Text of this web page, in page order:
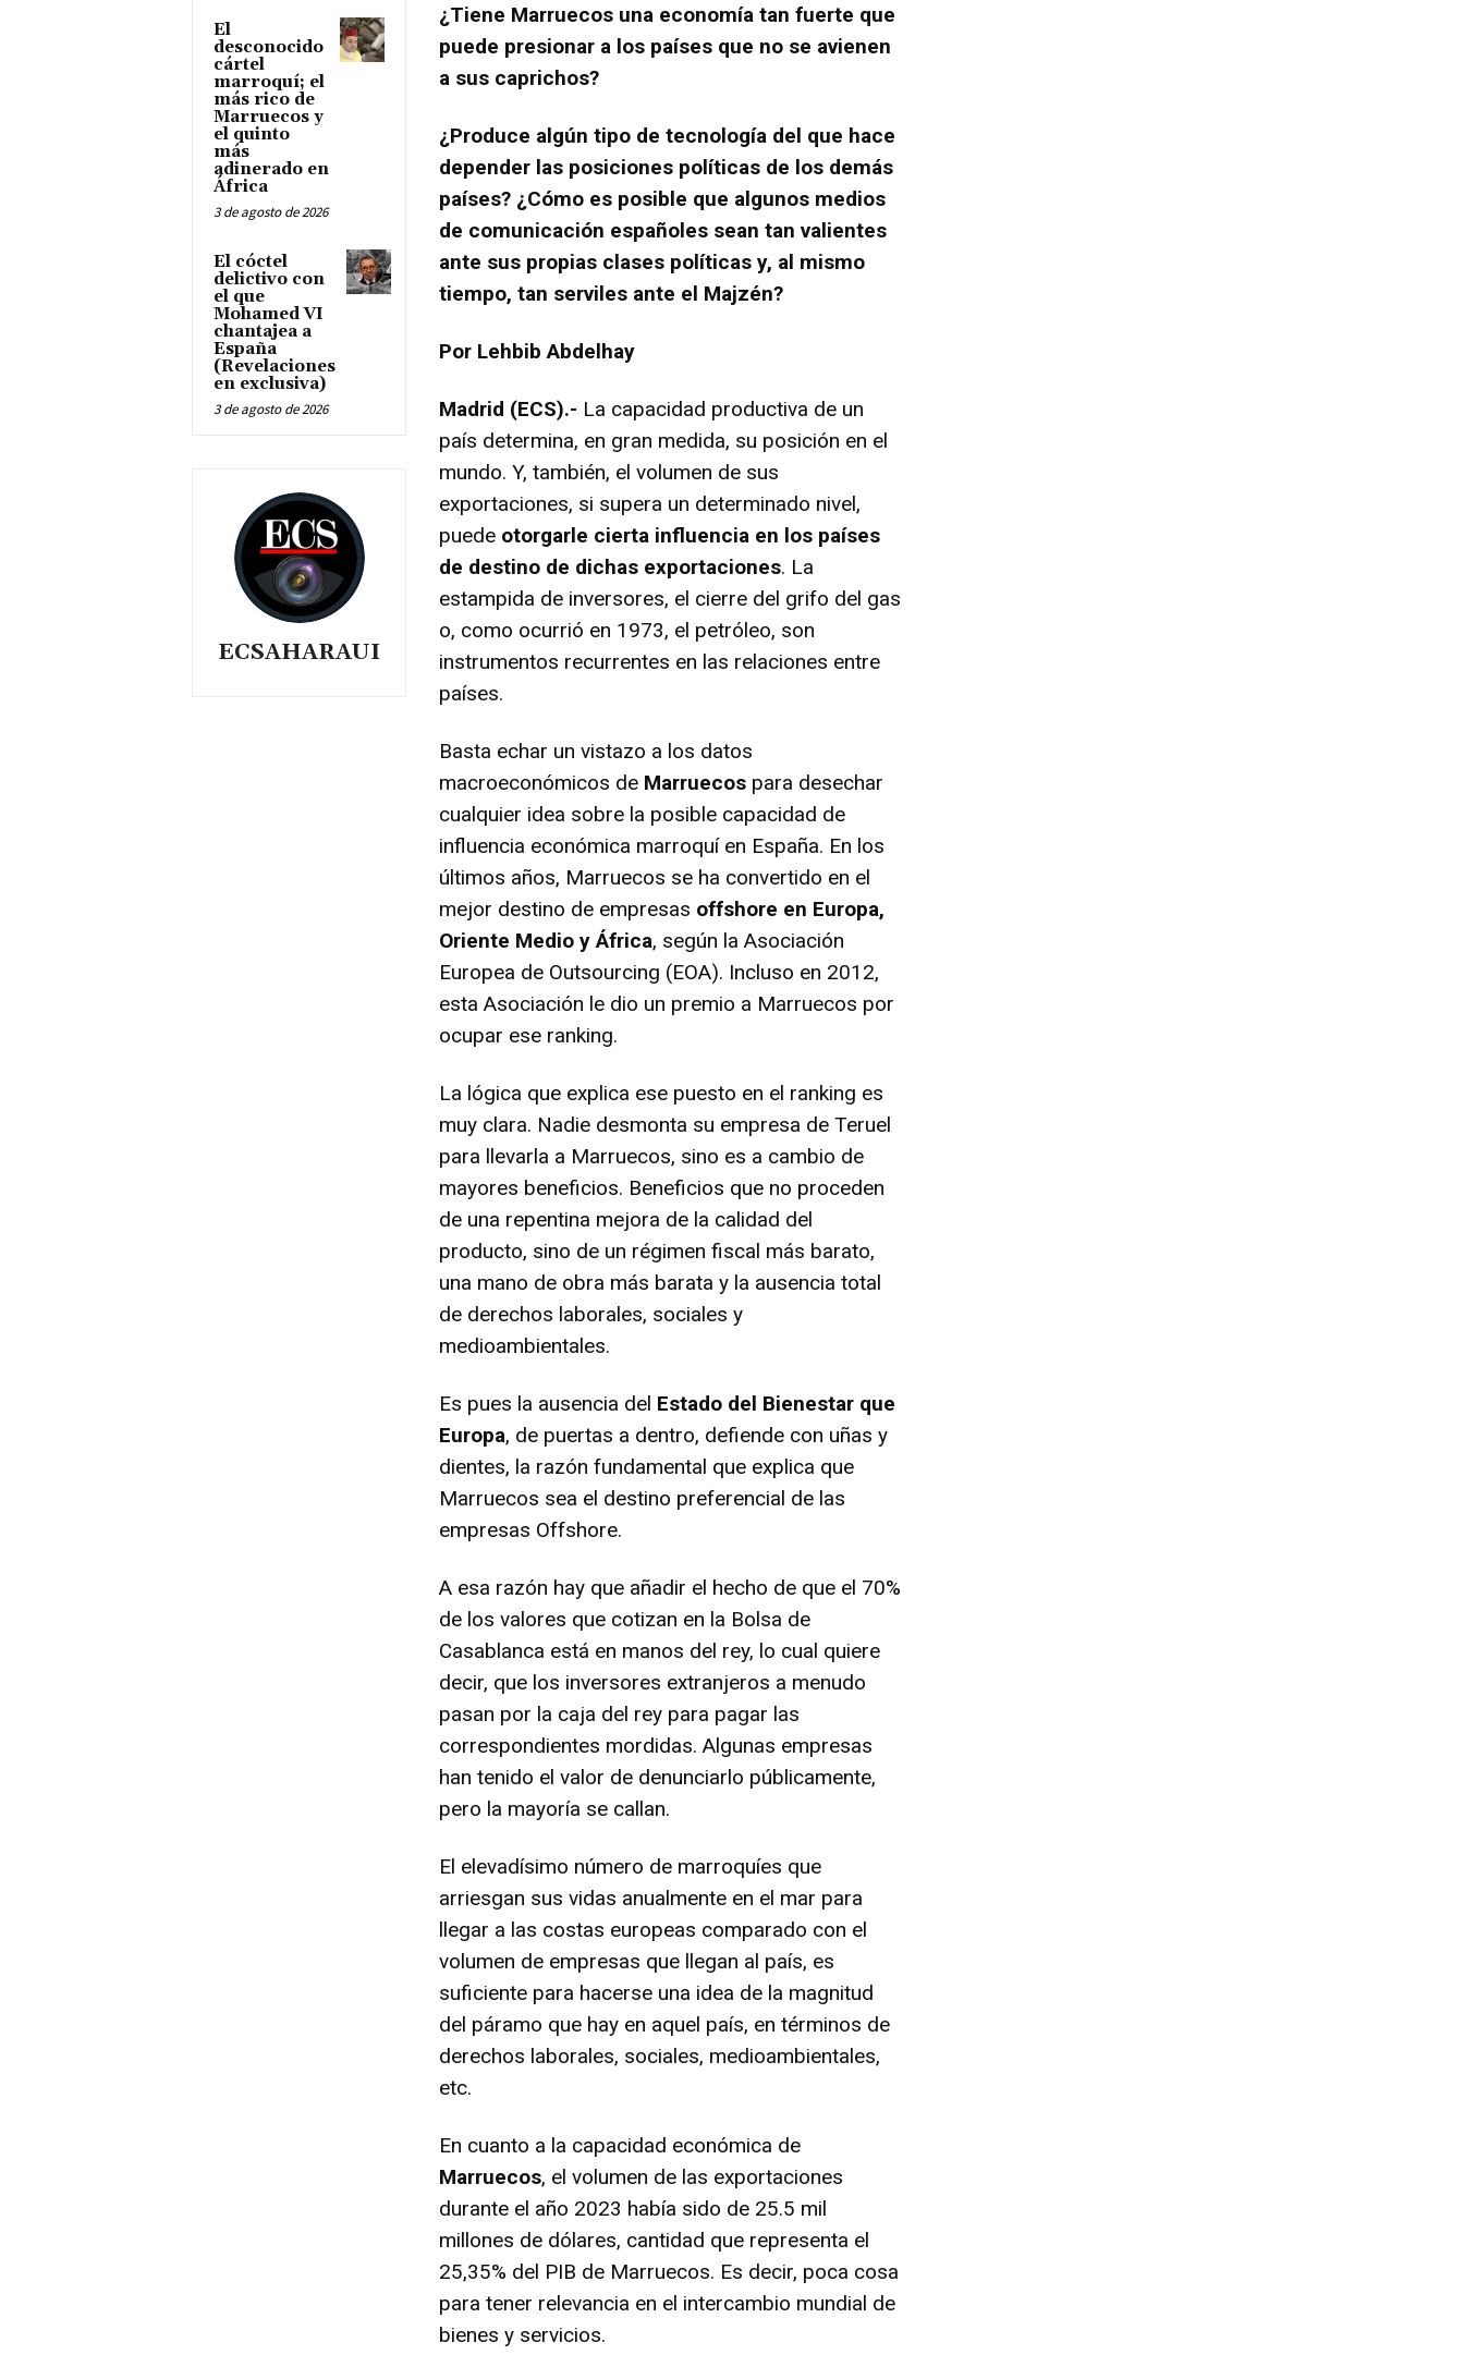
El
desconocido
cártel
marroquí; el
más rico de
Marruecos y
el quinto
más
adinerado en
África
3 de agosto de 2026
El cóctel
delictivo con
el que
Mohamed VI
chantajea a
España
(Revelaciones
en exclusiva)
3 de agosto de 2026
ECSAHARAUI
¿Tiene Marruecos una economía tan fuerte que
puede presionar a los países que no se avienen
a sus caprichos?
¿Produce algún tipo de tecnología del que hace
depender las posiciones políticas de los demás
países? ¿Cómo es posible que algunos medios
de comunicación españoles sean tan valientes
ante sus propias clases políticas y, al mismo
tiempo, tan serviles ante el Majzén?
Por Lehbib Abdelhay
Madrid (ECS).- La capacidad productiva de un
país determina, en gran medida, su posición en el
mundo. Y, también, el volumen de sus
exportaciones, si supera un determinado nivel,
puede otorgarle cierta influencia en los países
de destino de dichas exportaciones. La
estampida de inversores, el cierre del grifo del gas
o, como ocurrió en 1973, el petróleo, son
instrumentos recurrentes en las relaciones entre
países.
Basta echar un vistazo a los datos
macroeconómicos de Marruecos para desechar
cualquier idea sobre la posible capacidad de
influencia económica marroquí en España. En los
últimos años, Marruecos se ha convertido en el
mejor destino de empresas offshore en Europa,
Oriente Medio y África, según la Asociación
Europea de Outsourcing (EOA). Incluso en 2012,
esta Asociación le dio un premio a Marruecos por
ocupar ese ranking.
La lógica que explica ese puesto en el ranking es
muy clara. Nadie desmonta su empresa de Teruel
para llevarla a Marruecos, sino es a cambio de
mayores beneficios. Beneficios que no proceden
de una repentina mejora de la calidad del
producto, sino de un régimen fiscal más barato,
una mano de obra más barata y la ausencia total
de derechos laborales, sociales y
medioambientales.
Es pues la ausencia del Estado del Bienestar que
Europa, de puertas a dentro, defiende con uñas y
dientes, la razón fundamental que explica que
Marruecos sea el destino preferencial de las
empresas Offshore.
A esa razón hay que añadir el hecho de que el 70%
de los valores que cotizan en la Bolsa de
Casablanca está en manos del rey, lo cual quiere
decir, que los inversores extranjeros a menudo
pasan por la caja del rey para pagar las
correspondientes mordidas. Algunas empresas
han tenido el valor de denunciarlo públicamente,
pero la mayoría se callan.
El elevadísimo número de marroquíes que
arriesgan sus vidas anualmente en el mar para
llegar a las costas europeas comparado con el
volumen de empresas que llegan al país, es
suficiente para hacerse una idea de la magnitud
del páramo que hay en aquel país, en términos de
derechos laborales, sociales, medioambientales,
etc.
En cuanto a la capacidad económica de
Marruecos, el volumen de las exportaciones
durante el año 2023 había sido de 25.5 mil
millones de dólares, cantidad que representa el
25,35% del PIB de Marruecos. Es decir, poca cosa
para tener relevancia en el intercambio mundial de
bienes y servicios.